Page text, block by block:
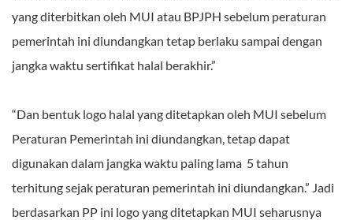
yang diterbitkan oleh MUI atau BPJPH sebelum peraturan
pemerintah ini diundangkan tetap berlaku sampai dengan
jangka waktu sertifikat halal berakhir.”
“Dan bentuk logo halal yang ditetapkan oleh MUI sebelum
Peraturan Pemerintah ini diundangkan, tetap dapat
digunakan dalam jangka waktu paling lama 5 tahun
terhitung sejak peraturan pemerintah ini diundangkan.” Jadi
berdasarkan PP ini logo yang ditetapkan MUI seharusnya